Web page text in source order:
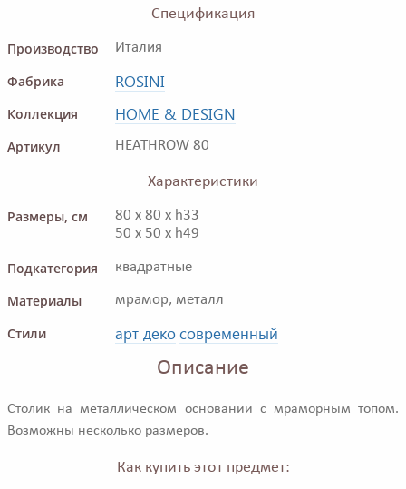
Спецификация
Производство
Италия
Фабрика ROSINI
Коллекция HOME & DESIGN
Артикул HEATHROW 80
Характеристики
Размеры, см
80 x 80 x h33
50 x 50 x h49
Подкатегория квадратные
Материалы мрамор, металл
Стили арт декосовременный
Описание
Столик на металлическом основании с мраморным топом.
Возможны несколько размеров.
Как купить этот предмет: